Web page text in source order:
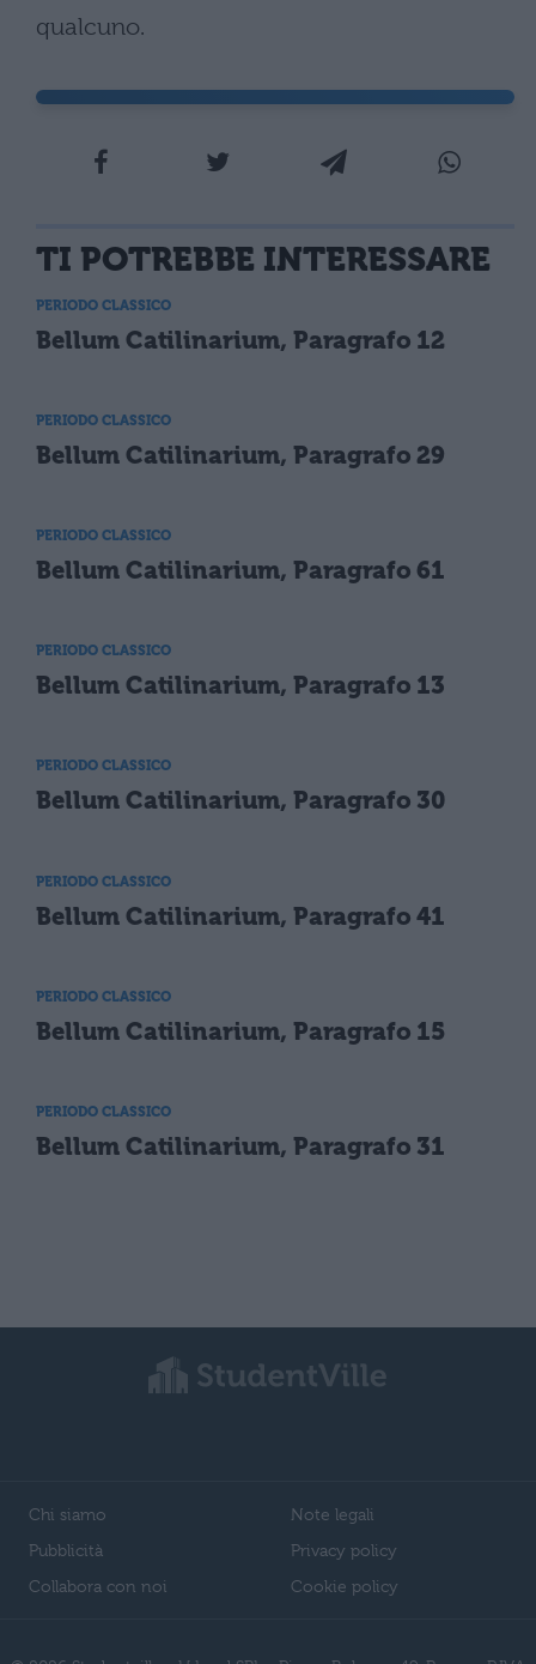
qualcuno.
TI POTREBBE INTERESSARE
PERIODO CLASSICO
Bellum Catilinarium, Paragrafo 12
PERIODO CLASSICO
Bellum Catilinarium, Paragrafo 29
PERIODO CLASSICO
Bellum Catilinarium, Paragrafo 61
PERIODO CLASSICO
Bellum Catilinarium, Paragrafo 13
PERIODO CLASSICO
Bellum Catilinarium, Paragrafo 30
PERIODO CLASSICO
Bellum Catilinarium, Paragrafo 41
PERIODO CLASSICO
Bellum Catilinarium, Paragrafo 15
PERIODO CLASSICO
Bellum Catilinarium, Paragrafo 31
Chi siamo
Pubblicità
Collabora con noi
Note legali
Privacy policy
Cookie policy